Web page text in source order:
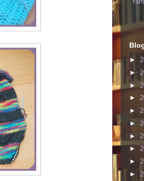
►
►
►
►
►
►
►
►
►
►